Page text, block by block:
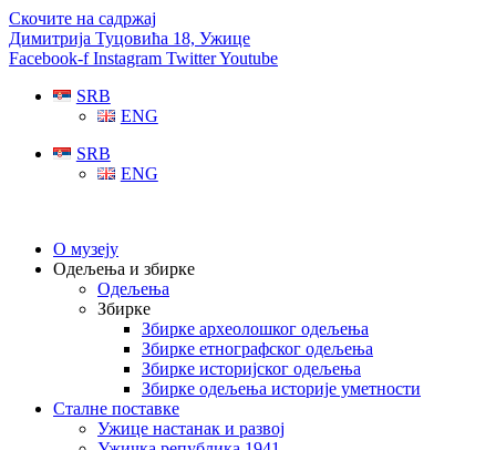
Скочите на садржај
Димитрија Туцовића 18, Ужице
Facebook-f Instagram TwitterYoutube
SRB
ENG
SRB
ENG
О музеју
Одељења и збирке
Одељења
Збирке
Збирке археолошког одељења
Збирке етнографског одељења
Збирке историјског одељења
Збирке одељења историје уметности
Сталне поставке
Ужице настанак и развој